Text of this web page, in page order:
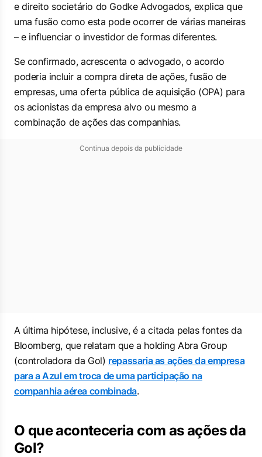
e direito societário do Godke Advogados, explica que
uma fusão como esta pode ocorrer de várias maneiras
– e influenciar o investidor de formas diferentes.
Se confirmado, acrescenta o advogado, o acordo
poderia incluir a compra direta de ações, fusão de
empresas, uma oferta pública de aquisição (OPA) para
os acionistas da empresa alvo ou mesmo a
combinação de ações das companhias.
Continua depois da publicidade
A última hipótese, inclusive, é a citada pelas fontes da
Bloomberg, que relatam que a holdingAbra Group
(controladora da Gol) repassaria as ações da empresa
para a Azul em troca de uma participação na
companhia aérea combinada.
O que aconteceria com as ações da
Gol?